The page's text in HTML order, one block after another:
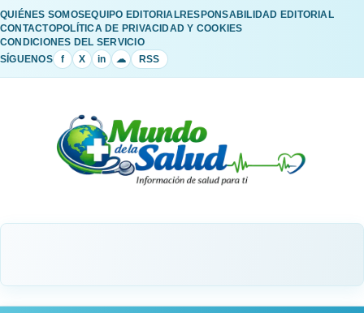
QUIÉNES SOMOSEQUIPO EDITORIALRESPONSABILIDAD EDITORIAL
CONTACTOPOLÍTICA DE PRIVACIDAD Y COOKIES
CONDICIONES DEL SERVICIO
SÍGUENOS
f X in ☁ RSS